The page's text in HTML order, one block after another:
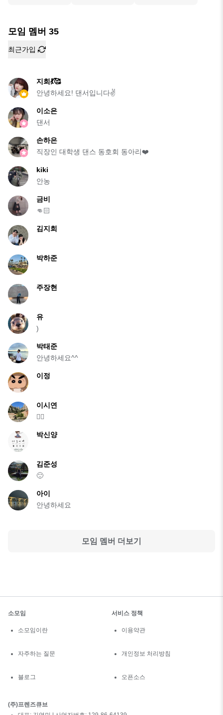
모임 멤버 35
최근가입
지희💃🥰
안녕하세요! 댄서입니다✌️
이소은
댄서
손하은
직장인 대학생 댄스 동호회 동아리❤️
kiki
안농
금비
👊🏻
김지희
박하준
주장현
유
)
박태준
안녕하세요^^
이정
이시연
✌🏻
박신양
김준성
🙂
아이
안녕하세요
모임 멤버 더보기
소모임
소모임이란
자주하는 질문
블로그
서비스 정책
이용약관
개인정보 처리방침
오픈소스
(주)프렌즈큐브